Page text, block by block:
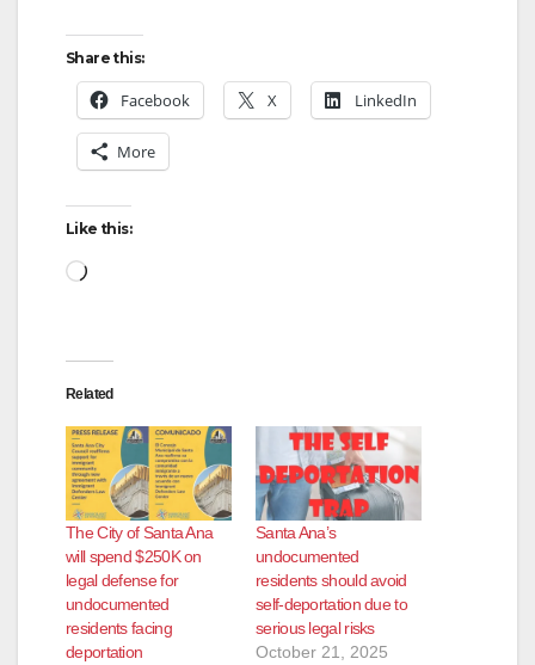
Share this:
Facebook X LinkedIn
More
Like this:
Loading…
Related
The City of Santa Ana
will spend $250K on
legal defense for
undocumented
residents facing
deportation
Santa Ana’s
undocumented
residents should avoid
self-deportation due to
serious legal risks
October 21, 2025